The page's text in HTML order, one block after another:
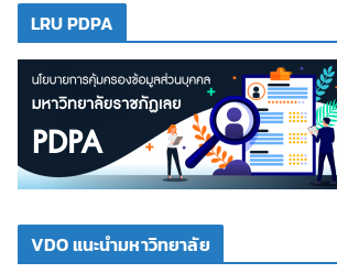
LRU PDPA
VDO แนะนำมหาวิทยาลัย